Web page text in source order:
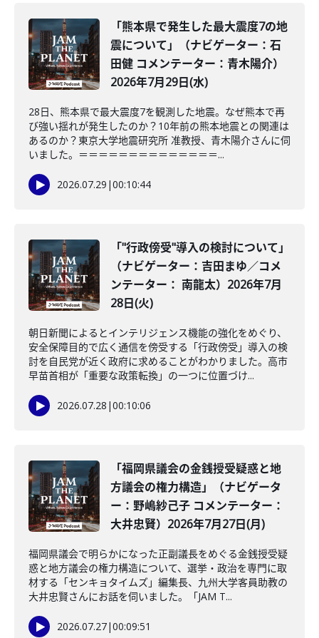
「熊本県で発生した最大震度7の地
震について」（ナビゲーター：石
田健 コメンテーター：青木陽介）
2026年7月29日(水)
28日、熊本県で最大震度7を観測した地震。なぜ熊本で再
び強い揺れが発生したのか？10年前の熊本地震との関連は
あるのか？東京大学地震研究所 准教授、青木陽介さんに伺
いました。＝＝＝＝＝＝＝＝＝＝＝＝＝＝...
2026.07.29 |00:10:44
「"行政傍受"導入の検討について」
（ナビゲーター：吉田まゆ／コメ
ンテーター： 南龍太）2026年7月
28日(火)
朝日新聞によるとインテリジェンス機能の強化をめぐり、
安全保障目的で広く通信を傍受する「行政傍受」導入の検
討を自民党が近く政府に求めることがわかりました。高市
早苗首相が「重要な政策転換」の一つに位置づけ...
2026.07.28 |00:10:06
「福岡県議会の金銭授受疑惑と地
方議会の権力構造」（ナビゲータ
ー：野嶋紗己子 コメンテーター：
大井忠賢）2026年7月27日(月)
福岡県議会で明らかになった正副議長をめぐる金銭授受疑
惑と地方議会の権力構造について、選挙・政治を専門に取
材する「センキョタイムズ」編集長、九州大学客員助教の
大井忠賢さんにお話を伺いました。「JAM T...
2026.07.27|00:09:51